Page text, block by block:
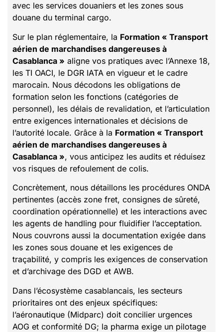
avec les services douaniers et les zones sous
douane du terminal cargo.
Sur le plan réglementaire, la Formation « Transport
aérien de marchandises dangereuses à
Casablanca » aligne vos pratiques avec l’Annexe 18,
les TI OACI, le DGR IATA en vigueur et le cadre
marocain. Nous décodons les obligations de
formation selon les fonctions (catégories de
personnel), les délais de revalidation, et l’articulation
entre exigences internationales et décisions de
l’autorité locale. Grâce à la Formation « Transport
aérien de marchandises dangereuses à
Casablanca », vous anticipez les audits et réduisez
vos risques de refoulement de colis.
Concrètement, nous détaillons les procédures ONDA
pertinentes (accès zone fret, consignes de sûreté,
coordination opérationnelle) et les interactions avec
les agents de handling pour fluidifier l’acceptation.
Nous couvrons aussi la documentation exigée dans
les zones sous douane et les exigences de
traçabilité, y compris les exigences de conservation
et d’archivage des DGD et AWB.
Dans l’écosystème casablancais, les secteurs
prioritaires ont des enjeux spécifiques:
l’aéronautique (Midparc) doit concilier urgences
AOG et conformité DG; la pharma exige un pilotage